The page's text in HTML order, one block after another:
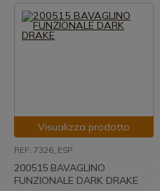
Visualizza prodotto
REF: 7326_ESP
200515 BAVAGLINO
FUNZIONALE DARK DRAKE